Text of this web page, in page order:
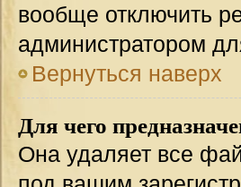
вообще отключить
администратором
Вернуться наверх
Для чего
Она удаляет все